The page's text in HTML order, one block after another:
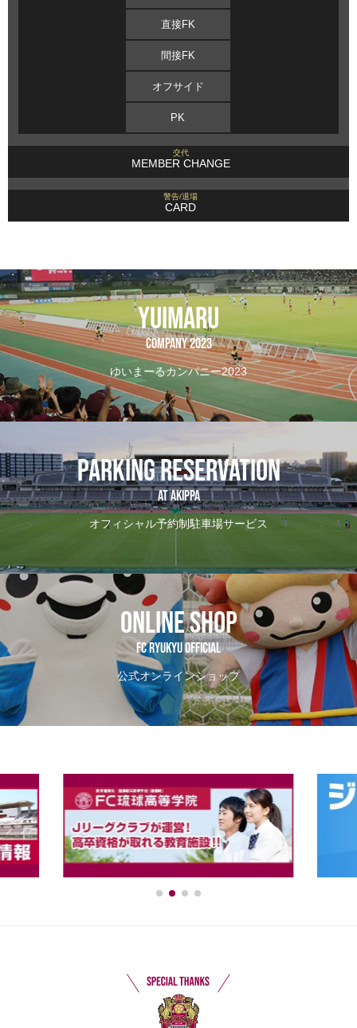
直接FK
間接FK
オフサイド
PK
交代
MEMBER CHANGE
警告/退場
CARD
YUIMARU
COMPANY 2023
ゆいまーるカンパニー2023
PARKING RESERVATION
AT Akippa
オフィシャル予約制駐車場サービス
ONLINE SHOP
FC RYUKYU OFFICIAL
公式オンラインショップ